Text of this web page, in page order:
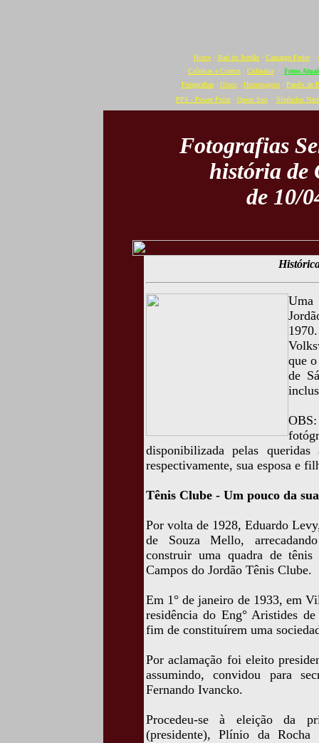
Home · Baú do Jordão · Camargo Freire ·
Crônicas e Contos · Culinária · Fotos
Fotografias · Hinos · Homenagens · Papéis de
PPS - Power Point· Quem Sou· Símbolos
Fotografias
história de
de 10/
Uma
que
de
disponibilizada pelas
respectivamente, sua esposa e
Tênis Clube - Um pouco da
Por volta de 1928, Eduardo
de Souza Mello,
construir uma quadra de
Campos do Jordão Tênis Clube.
Em 1° de janeiro de 1933, em
residência do Eng° Aristides
fim de constituírem uma
Por aclamação foi eleito
assumindo, convidou para
Fernando Ivancko.
Procedeu-se à eleição da
(presidente), Plínio da